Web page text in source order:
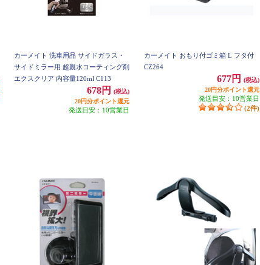
カーメイト 洗車用品 サイドガラス・
サイドミラー用 超親水コーティング剤
エクスクリア 内容量120ml C113
678円
(税込)
20円分ポイント還元
発送目安：10営業日
カーメイト おもり付ゴミ箱 L フタ付
CZ264
677円
(税込)
20円分ポイント還元
発送目安：10営業日
(2件)